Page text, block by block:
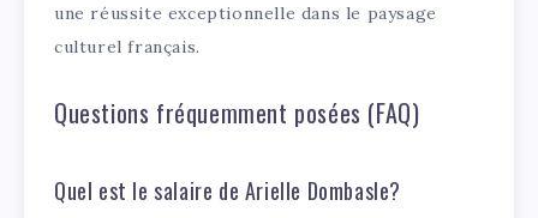
une réussite exceptionnelle dans le paysage
culturel français.
Questions fréquemment posées (FAQ)
Quel est le salaire de Arielle Dombasle?